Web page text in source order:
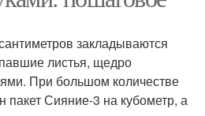
закладываются
листья, щедро
При большом количестве
пакет Сияние-3 на кубометр, а